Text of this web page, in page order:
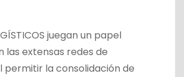
juegan un papel
extensas redes de
permitir la consolidación de